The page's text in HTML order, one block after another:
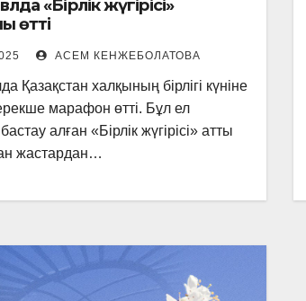
«Бірлік жүгірісі»
өтті
АСЕМ КЕНЖЕБОЛАТОВА
Қазақстан халқының бірлігі күніне
марафон өтті. Бұл ел
алған «Бірлік жүгірісі» атты
жастардан…